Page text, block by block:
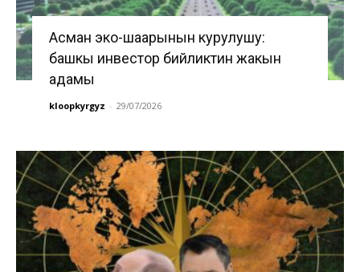
Асман эко-шаарынын курулушу:
башкы инвестор бийликтин жакын
адамы
kloopkyrgyz - 29/07/2026